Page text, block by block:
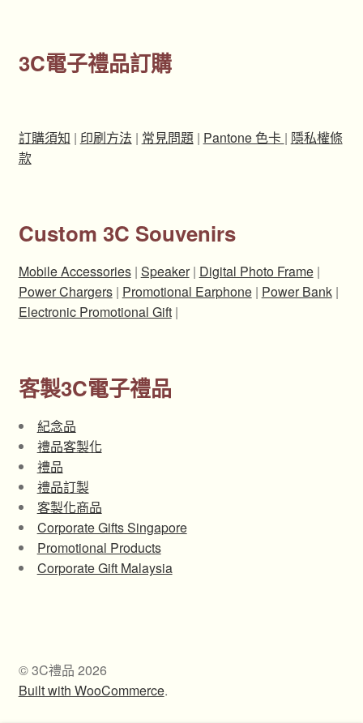
3C電子禮品訂購
訂購須知 | 印刷方法 | 常見問題| Pantone 色卡 | 隱私權條
款
Custom 3C Souvenirs
Mobile Accessories| Speaker| Digital Photo Frame|
Power Chargers| Promotional Earphone| Power Bank|
Electronic Promotional Gift|
客製3C電子禮品
紀念品
禮品客製化
禮品
禮品訂製
客製化商品
Corporate Gifts Singapore
Promotional Products
Corporate Gift Malaysia
© 3C禮品 2026
Built with WooCommerce.